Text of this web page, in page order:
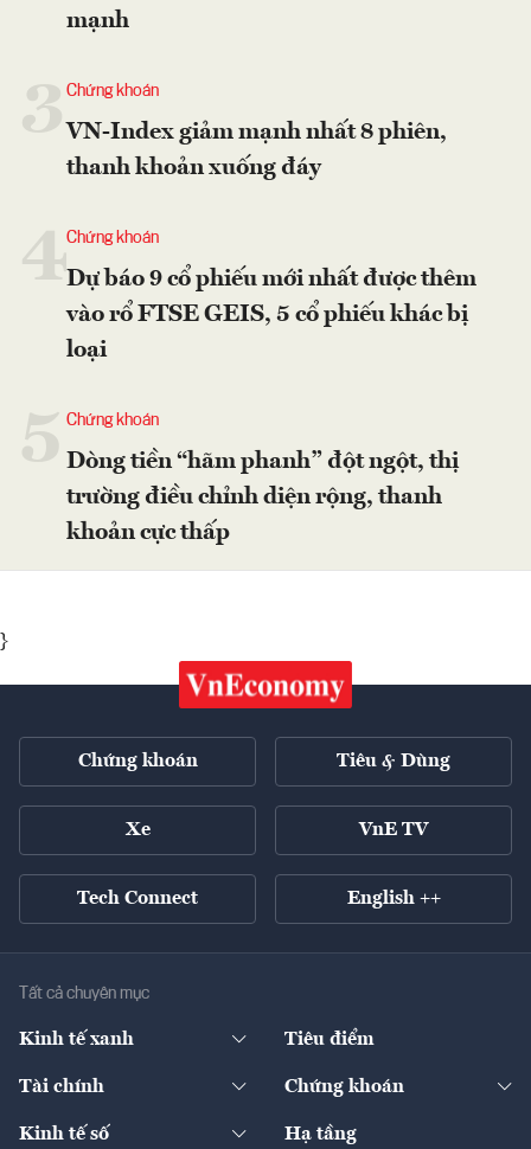
mạnh
Chứng khoán
VN-Index giảm mạnh nhất 8 phiên,
thanh khoản xuống đáy
4Chứng khoán
Dự báo 9 cổ phiếu mới nhất được thêm
vào rổ FTSE GEIS, 5 cổ phiếu khác bị
loại
Chứng khoán
Dòng tiền “hãm phanh” đột ngột, thị
trường điều chỉnh diện rộng, thanh
khoản cực thấp
}
Chứng khoán Tiêu & Dùng
Xe VnE TV
Tech Connect English ++
Tất cả chuyên mục
Kinh tế xanh Tiêu điểm
Tài chính
Ngân hàng
Chứng khoán
Doanh nghiệp niêm yết
Kinh tế số Hạ tầng